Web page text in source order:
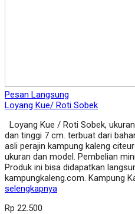
Pesan Langsung
Loyang Kue/ Roti Sobek
Loyang Kue / Roti Sobek,
dan tinggi 7 cm. terbuat dari
asli perajin kampung kaleng
ukuran dan model. Pembelian
Produk ini bisa didapatkan
kampungkaleng.com. Kampung
selengkapnya
Rp 22.500